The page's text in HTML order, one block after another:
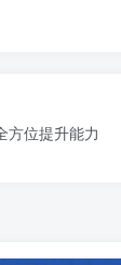
方位提升能力